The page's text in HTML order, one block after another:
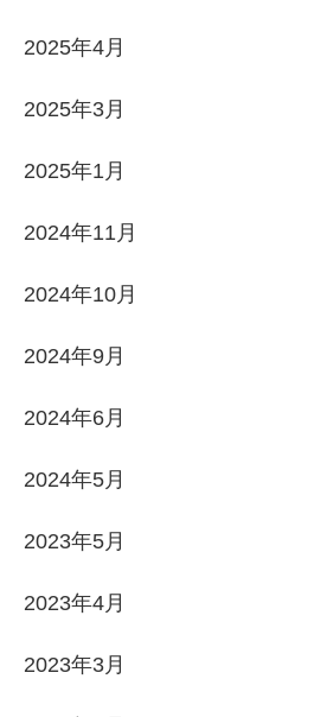
2025年4月
2025年3月
2025年1月
2024年11月
2024年10月
2024年9月
2024年6月
2024年5月
2023年5月
2023年4月
2023年3月